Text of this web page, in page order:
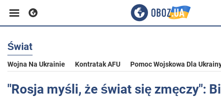
Biznes
Sport
Świat
Wojna Na Ukrainie Kontratak AFU Pomoc Wojskowa Dla
"Rosja myśli, że świat się zmęczy":